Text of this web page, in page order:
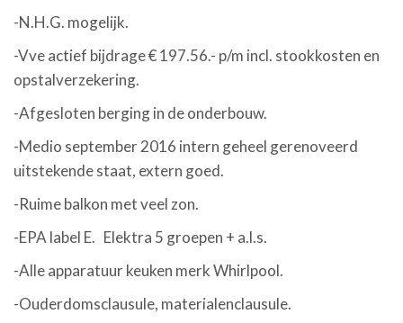
-N.H.G. mogelijk.
-Vve actief bijdrage € 197.56.- p/m incl. stookkosten en
opstalverzekering.
-Afgesloten berging in de onderbouw.
-Medio september 2016 intern geheel gerenoveerd
uitstekende staat, extern goed.
-Ruime balkon met veel zon.
-EPA label E. Elektra 5 groepen + a.l.s.
-Alle apparatuur keuken merk Whirlpool.
-Ouderdomsclausule, materialenclausule.